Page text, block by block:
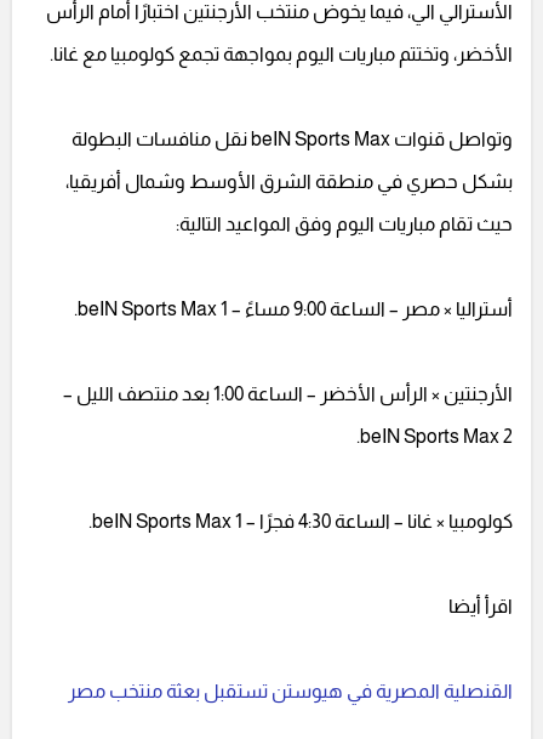
الأسترالي الي، فيما يخوض منتخب الأرجنتين اختبارًا أمام الرأس
الأخضر، وتختتم مباريات اليوم بمواجهة تجمع كولومبيا مع غانا.
وتواصل قنوات beIN Sports Max نقل منافسات البطولة
بشكل حصري في منطقة الشرق الأوسط وشمال أفريقيا،
حيث تقام مباريات اليوم وفق المواعيد التالية:
أستراليا × مصر – الساعة 9:00 مساءً – beIN Sports Max 1.
الأرجنتين × الرأس الأخضر – الساعة 1:00 بعد منتصف الليل –
beIN Sports Max 2.
كولومبيا × غانا – الساعة 4:30 فجرًا – beIN Sports Max 1.
اقرأ أيضا
القنصلية المصرية في هيوستن تستقبل بعثة منتخب مصر